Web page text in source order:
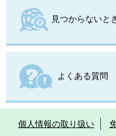
見つからないと
よくある質問
個人情報の取り扱い